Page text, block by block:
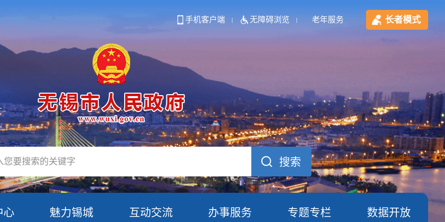
手机客户端 无障碍浏览 老年服务 长者模式
心 魅力锡城 互动交流 办事服务 专题专栏 数据开放